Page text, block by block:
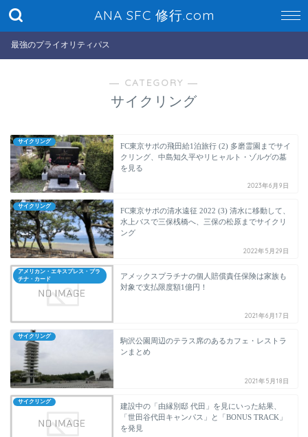
ANA SFC 修行.com
最強のプライオリティパス
― CATEGORY ―
サイクリング
サイクリング
FC東京サポの飛田給1泊旅行 (2) 多磨霊園までサイ
クリング、中島知久平やリヒャルト・ゾルゲの墓
を見る
2023年6月9日
サイクリング
FC東京サポの清水遠征 2022 (3) 清水に移動して、
水上バスで三保桟橋へ、三保の松原までサイクリ
ング
2022年5月29日
アメリカン・エキスプレス・プラ
チナ・カード
アメックスプラチナの個人賠償責任保険は家族も
対象で支払限度額1億円！
2021年6月17日
サイクリング
駒沢公園周辺のテラス席のあるカフェ・レストラ
ンまとめ
2021年5月18日
サイクリング
建設中の「由縁別邸 代田」を見にいった結果、
「世田谷代田キャンパス」と「BONUS TRACK」
を発見